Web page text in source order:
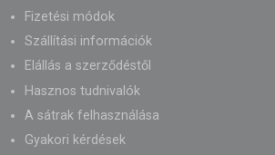
Fizetési módok
Szállítási információk
Elállás a szerződéstől
Hasznos tudnivalók
A sátrak felhasználása
Gyakori kérdések